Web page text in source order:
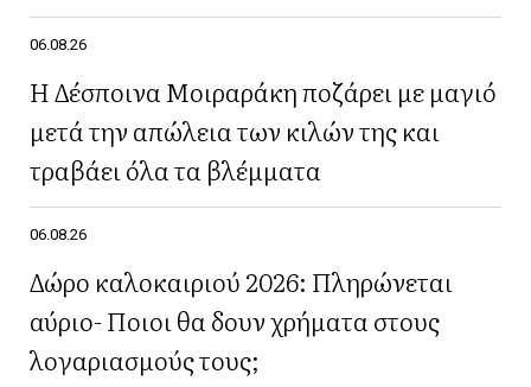
06.08.26
Η Δέσποινα Μοιραράκη ποζάρει με μαγιό
μετά την απώλεια των κιλών της και
τραβάει όλα τα βλέμματα
06.08.26
Δώρο καλοκαιριού 2026: Πληρώνεται
αύριο- Ποιοι θα δουν χρήματα στους
λογαριασμούς τους;